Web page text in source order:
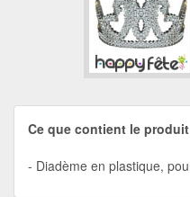
Ce que contient le produit
Diadème en plastique,